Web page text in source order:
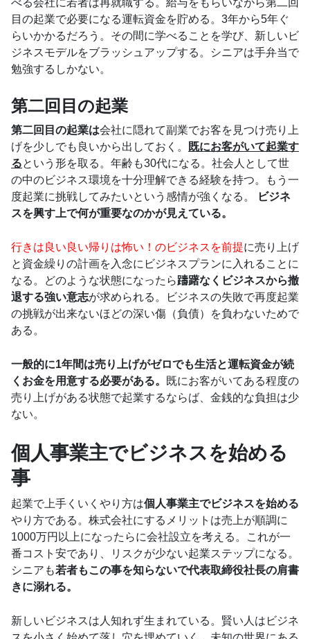
目の起業で必要になる運転資金を貯める。3年から5年ぐ
らいかかるだろう。その間に学べることを学び、新しいビ
ジネスモデルをブラッシュアップする。シニアは手弁当で
勉強するしかない。
第二回目の起業
第二回目の起業は会社に隠れて副業でお客を見つけ売り上
げを少しでも良いから出しておく。
既にお客がいて起業す
るという形を取る。年齢も30代になる。社会人として世
の中のビジネス環境を十分理解できる経験を持つ。もう一
度起業に挑戦してみたいという感情が強くなる。
ビジネ
スを興す上で何が重要なのかが見えている。
行きは良い良い帰りは怖い！のビジネスを前提に売り上げ
と資金繰りの計画を入念にビジネスプランに入れることに
なる。どのような状態になったら躊躇なくビジネスから撤
退する強い意志が求められる。ビジネスの失敗で再度起業
の挑戦が出来ないほどの深い傷（負債）を負わないためで
ある。
一般的に1年間は売り上げがゼロでも生活と運転資金が続
くお金を用意する必要がある。
既にお客がいてある程度の
売り上げがある状態で起業するならば、金銭的な負担は少
ない。
個人事業主でビジネスを始める
事
起業で上手くいくやり方は個人事業主でビジネスを始める
やり方である。株式会社にするメリットは売上が順調に
1000万円以上になったらに会社設立を考える。これが一
番コスト安であり、リスクが少ない起業ステップになる。
シニアも若者もこの事を知らないで代表取締役社長の肩書
きに溺れる。
新しいビジネスは人知れず生まれている。賢い人はビジネ